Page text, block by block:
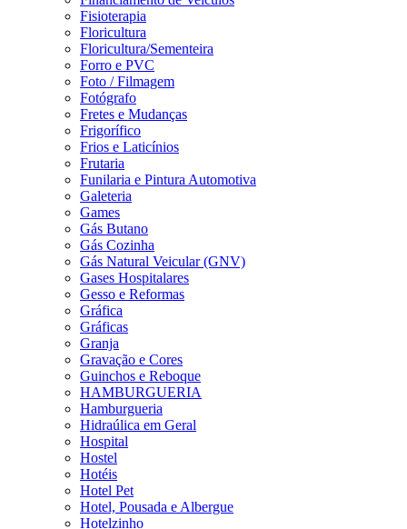
Fisioterapia
Floricultura
Floricultura/Sementeira
Forro e PVC
Foto / Filmagem
Fotógrafo
Fretes e Mudanças
Frigorífico
Frios e Laticínios
Frutaria
Funilaria e Pintura Automotiva
Galeteria
Games
Gás Butano
Gás Cozinha
Gás Natural Veicular (GNV)
Gases Hospitalares
Gesso e Reformas
Gráfica
Gráficas
Granja
Gravação e Cores
Guinchos e Reboque
HAMBURGUERIA
Hamburgueria
Hidraúlica em Geral
Hospital
Hostel
Hotéis
Hotel Pet
Hotel, Pousada e Albergue
Hotelzinho